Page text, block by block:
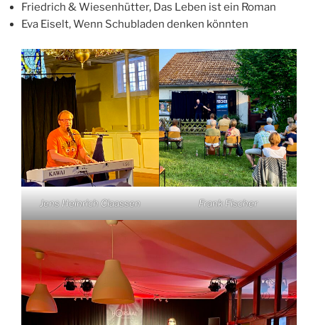
Friedrich & Wiesenhütter, Das Leben ist ein Roman
Eva Eiselt, Wenn Schubladen denken könnten
Jens Heinrich Claassen Frank Fischer